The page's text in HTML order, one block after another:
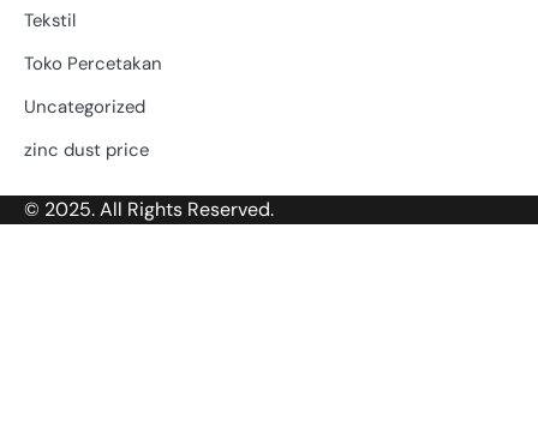
Tekstil
Toko Percetakan
Uncategorized
zinc dust price
© 2025. All Rights Reserved.